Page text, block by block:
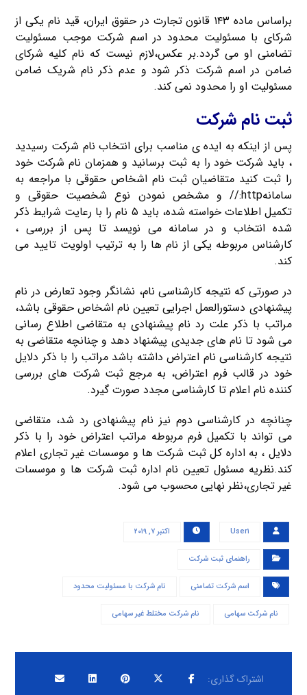
براساس ماده ۱۴۳ قانون تجارت در حقوق ایران، قید نام یکی از
شرکای با مسئولیت محدود در اسم شرکت موجب مسئولیت
تضامنی او می گردد.بر عکس،لازم نیست که نام کلیه شرکای
ضامن در اسم شرکت ذکر شود و عدم ذکر نام شریک ضامن
مسئولیت او را محدود نمی کند.
ثبت نام شرکت
پس از اینکه به ایده ی مناسب برای انتخاب نام شرکت رسیدید
، باید شرکت خود را به ثبت برسانید و همزمان نام شرکت خود
را ثبت کنید متقاضیان ثبت نام اشخاص حقوقی با مراجعه به
سامانهhttp:// و مشخص نمودن نوع شخصیت حقوقی و
تکمیل اطلاعات خواسته شده، باید ۵ نام را با رعایت شرایط ذکر
شده انتخاب و در سامانه می نویسد تا پس از بررسی ،
کارشناس مربوطه یکی از نام ها را به ترتیب اولویت تایید می
کند.
در صورتی که نتیجه کارشناسی نام، نشانگر وجود تعارض در نام
پیشنهادی دستورالعمل اجرایی تعیین نام اشخاص حقوقی باشد،
مراتب با ذکر علت رد نام پیشنهادی به متقاضی اطلاع رسانی
می شود تا نام های جدیدی پیشنهاد دهد و چنانچه متقاضی به
نتیجه کارشناسی نام اعتراض داشته باشد مراتب را با ذکر دلایل
خود در قالب فرم اعتراض، به مرجع ثبت شرکت های بررسی
کننده نام اعلام تا کارشناسی مجدد صورت گیرد.
چنانچه در کارشناسی دوم نیز نام پیشنهادی رد شد، متقاضی
می تواند با تکمیل فرم مربوطه مراتب اعتراض خود را با ذکر
دلایل ، به اداره کل ثبت شرکت ها و موسسات غیر تجاری اعلام
کند.نظریه مسئول تعیین نام اداره ثبت شرکت ها و موسسات
غیر تجاری،نظر نهایی محسوب می شود.
User۱ اکتبر ۷, ۲۰۱۹
راهنمای ثبت شرکت
اسم شرکت تضامنی نام شرکت با مسئولیت محدود
نام شرکت سهامی نام شرکت مختلط غیر سهامی